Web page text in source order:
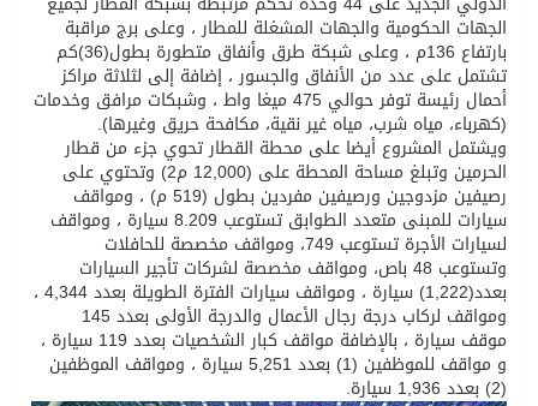
الجهات الحكومية والجهات المشغلة للمطار ، وعلى برج مراقبة
بارتفاع 136م ، وعلى شبكة طرق وأنفاق متطورة بطول(36)كم
تشتمل على عدد من الأنفاق والجسور ، إضافة إلى لثلاثة مراكز
أحمال رئيسة توفر حوالي 475 ميغا واط ، وشبكات مرافق وخدمات
(كهرباء، مياه شرب، مياه غير نقية، مكافحة حريق وغيرها).
ويشتمل المشروع أيضا على محطة القطار تحوي جزء من قطار
الحرمين وتبلغ مساحة المحطة على (12,000 م2) وتحتوي على
رصيفين مزدوجين ورصيفين مفردين بطول (519 م) ، ومواقف
سيارات للمبنى متعدد الطوابق تستوعب 8.209 سيارة ، ومواقف
لسيارات الأجرة تستوعب 749، ومواقف مخصصة للحافلات
وتستوعب 48 باص، ومواقف مخصصة لشركات تأجير السيارات
بعدد(1,222) سيارة ، ومواقف سيارات الفترة الطويلة بعدد 4,344 ،
ومواقف لركاب درجة رجال الأعمال والدرجة الأولى بعدد 145
موقف سيارة ، بالإضافة مواقف كبار الشخصيات بعدد 119 سيارة ،
و مواقف للموظفين (1) بعدد 5,251 سيارة ، ومواقف الموظفين
(2) بعدد 1,936 سيارة.